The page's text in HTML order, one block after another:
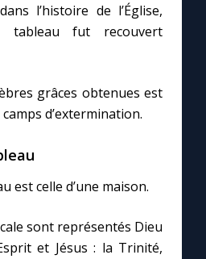
l’histoire de l’Église,
tableau fut recouvert
grâces obtenues est
d’extermination.
est celle d’une maison.
sont représentés Dieu
et Jésus : la Trinité,